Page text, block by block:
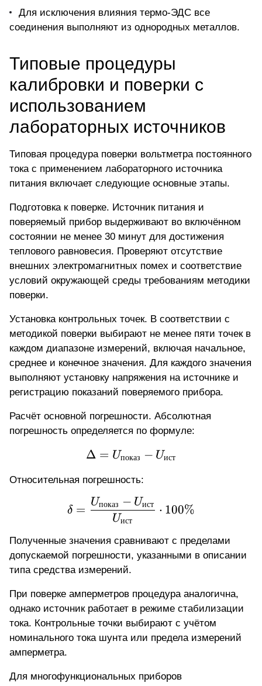
Для исключения влияния термо-ЭДС все
соединения выполняют из однородных металлов.
Типовые процедуры
калибровки и поверки с
использованием
лабораторных источников
Типовая процедура поверки вольтметра постоянного
тока с применением лабораторного источника
питания включает следующие основные этапы.
Подготовка к поверке. Источник питания и
поверяемый прибор выдерживают во включённом
состоянии не менее 30 минут для достижения
теплового равновесия. Проверяют отсутствие
внешних электромагнитных помех и соответствие
условий окружающей среды требованиям методики
поверки.
Установка контрольных точек. В соответствии с
методикой поверки выбирают не менее пяти точек в
каждом диапазоне измерений, включая начальное,
среднее и конечное значения. Для каждого значения
выполняют установку напряжения на источнике и
регистрацию показаний поверяемого прибора.
Расчёт основной погрешности. Абсолютная
погрешность определяется по формуле:
\Delta =
Δ = Uпоказ − Uист
Относительная погрешность:
\delta =
δ =
Uист
Uпоказ − Uист ⋅ 100%
Полученные значения сравнивают с пределами
допускаемой погрешности, указанными в описании
типа средства измерений.
При поверке амперметров процедура аналогична,
однако источник работает в режиме стабилизации
тока. Контрольные точки выбирают с учётом
номинального тока шунта или предела измерений
амперметра.
Для многофункциональных приборов